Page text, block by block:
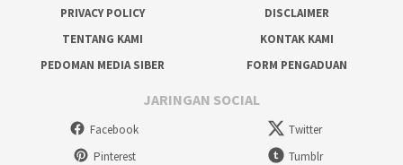
PRIVACY POLICY
DISCLAIMER
TENTANG KAMI
KONTAK KAMI
PEDOMAN MEDIA SIBER
FORM PENGADUAN
JARINGAN SOCIAL
Facebook
Twitter
Pinterest
Tumblr